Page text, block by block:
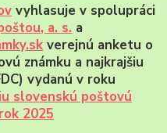
vyhlasuje v spolupráci
a. s. a
verejnú anketu o
známku a najkrajšiu
vydanú v roku
slovenskú poštovú
2025